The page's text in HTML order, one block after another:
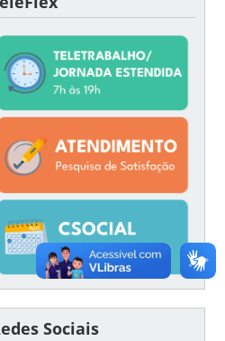
Sociais